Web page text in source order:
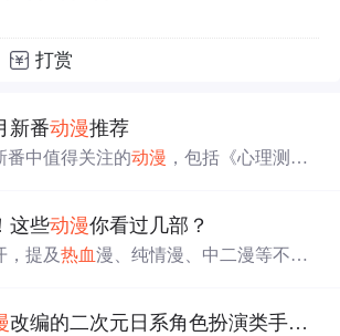
打赏
新番动漫推荐
番中值得关注的动漫 ，包括《心理测量
、侦探、恋爱等多个主题。
这些动漫你看过几部？
，提及热血漫、纯情漫、中二漫等不同
改编的二次元日系角色扮演类手游——航海王